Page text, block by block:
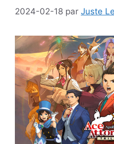
2024-02-18 par Juste